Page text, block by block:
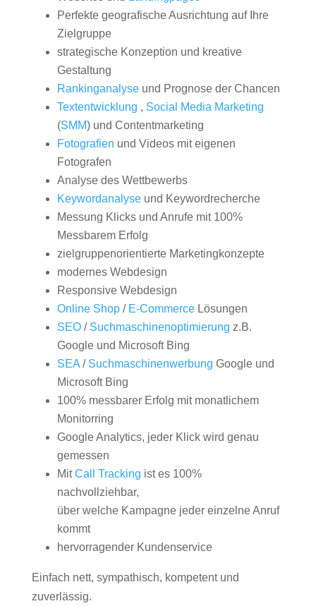
Perfekte geografische Ausrichtung auf Ihre
Zielgruppe
strategische Konzeption und kreative
Gestaltung
Rankinganalyseund Prognose der Chancen
Textentwicklung , Social Media Marketing
(SMM) und Contentmarketing
Fotografien und Videos mit eigenen
Fotografen
Analyse des Wettbewerbs
Keywordanalyseund Keywordrecherche
Messung Klicks und Anrufe mit 100%
Messbarem Erfolg
zielgruppenorientierte Marketingkonzepte
modernes Webdesign
Responsive Webdesign
Online Shop/ E-CommerceLösungen
SEO/ Suchmaschinenoptimierung z.B.
Google und Microsoft Bing
SEA/ Suchmaschinenwerbung Google und
Microsoft Bing
100% messbarer Erfolg mit monatlichem
Monitorring
Google Analytics, jeder Klick wird genau
gemessen
MitCall Tracking ist es 100%
nachvollziehbar,
über welche Kampagne jeder einzelne Anruf
kommt
hervorragender Kundenservice
Einfach nett, sympathisch, kompetent und
zuverlässig.